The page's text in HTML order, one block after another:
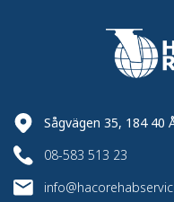
Sågvägen 35, 184 40
08-583 513 23